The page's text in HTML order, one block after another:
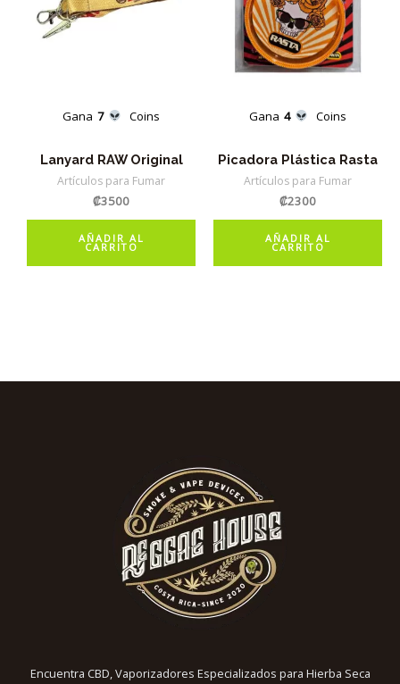
Gana 7 Coins
Lanyard RAW Original
Artículos para Fumar
₡3500
AÑADIR AL
CARRITO
Gana 4 Coins
Picadora Plástica Rasta
Artículos para Fumar
₡2300
AÑADIR AL
CARRITO
Encuentra CBD, Vaporizadores Especializados para Hierba Seca